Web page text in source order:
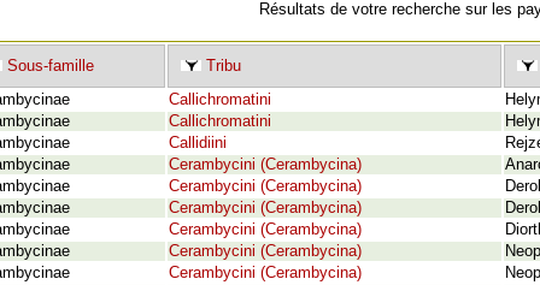
Résultats de votre recherche sur les
Sous-famille Tribu
Callichromatini
Callichromatini
Callidiini
Cerambycini (Cerambycina)
Cerambycini (Cerambycina)
Cerambycini (Cerambycina)
Cerambycini (Cerambycina)
Cerambycini (Cerambycina)
Cerambycini (Cerambycina)